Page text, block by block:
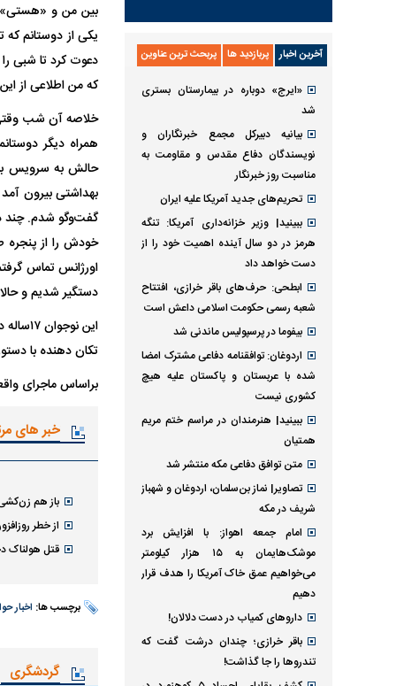
بین من و «هستی»
یکی از دوستانم
دعوت کرد تا شبی
که من اطلاعی از
خلاصه آن شب
همراه دیگر
حالش به سرویس
بهداشتی بیرون
گفت‌و‌گو شدم. چند
خودش را از
اورژانس تماس
دستگیر شدیم و
این
تکان دهنده با
براساس ماجرای
خبر های
باز هم
از خطر روزافزون
قتل هولناک
برچسب ها: اخبار
گردشگری
آخرین اخبار پربازدید ها پربحث ترین عناوین
«ایرج» دوباره در بیمارستان بستری
شد
بیانیه دبیرکل مجمع خبرنگاران و
نویسندگان دفاع مقدس و مقاومت به
مناسبت روز خبرنگار
تحریم‌های جدید آمریکا علیه ایران
ببینید| وزیر خزانه‌داری آمریکا: تنگه
هرمز در دو سال آینده اهمیت خود را از
دست خواهد داد
ابطحی: حرف‌های باقر خرازی، افتتاح
شعبه رسمی حکومت اسلامی داعش است
بیفوما در پرسپولیس ماندنی شد
اردوغان: توافقنامه دفاعی مشترک امضا
شده با عربستان و پاکستان علیه هیچ
کشوری نیست
ببینید| هنرمندان در مراسم ختم مریم
همتیان
متن توافق دفاعی مکه منتشر شد
تصاویر| نماز بن‌سلمان، اردوغان و شهباز
شریف در مکه
امام‌ جمعه اهواز: با افزایش برد
موشک‌هایمان به ۱۵ هزار کیلومتر
می‌خواهیم عمق خاک آمریکا را هدف قرار
دهیم
داروهای کمیاب در دست دلالان!
باقر خرازی؛ چندان درشت گفت که
تندروها را جا گذاشت!